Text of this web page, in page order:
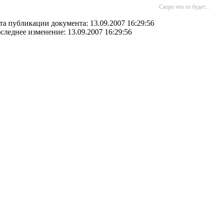
Скоро что то будет...
публикации документа: 13.09.2007 16:29:56
изменение: 13.09.2007 16:29:56